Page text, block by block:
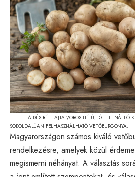
A DÉSIRÉE FAJTA VÖRÖS HÉJÚ, JÓ ELLENÁLLÓ
SOKOLDALÚAN FELHASZNÁLHATÓ VETŐBURGONYA.
Magyarországon számos kiváló
rendelkezésre, amelyek közül
megismerni néhányat. A választás